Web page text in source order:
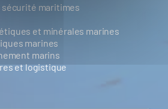
maritimes
et minérales marines
marines
marins
et logistique